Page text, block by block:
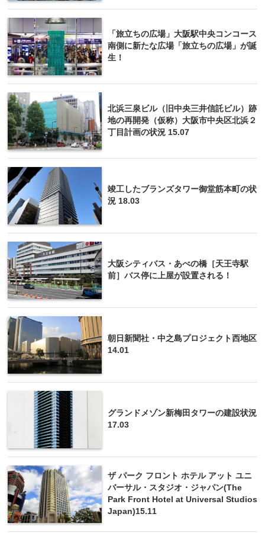
「旅立ちの広場」大阪駅中央コンコース
南側に新たな広場「旅立ちの広場」が誕
生！
北浜三泉ビル（旧中央三井信託ビル）跡
地の再開発（仮称）大阪市中央区北浜２
丁目計画の状況 15.07
竣工したブランズタワー御堂筋本町の状
況 18.03
大阪シティバス・あべの橋［天王寺駅
前］バス停に上屋が設置される！
朝日新聞社・中之島プロジェクト西地区
14.01
グランドメゾン新梅田タワーの建設状況
17.03
ザ パーク フロント ホテル アット ユニ
バーサル・スタジオ・ジャパン(The
Park Front Hotel at Universal Studios
Japan)15.11